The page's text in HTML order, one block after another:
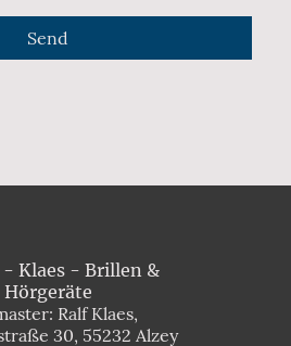
Send
Klaes - Brillen &
Hörgeräte
Ralf Klaes,
30, 55232 Alzey